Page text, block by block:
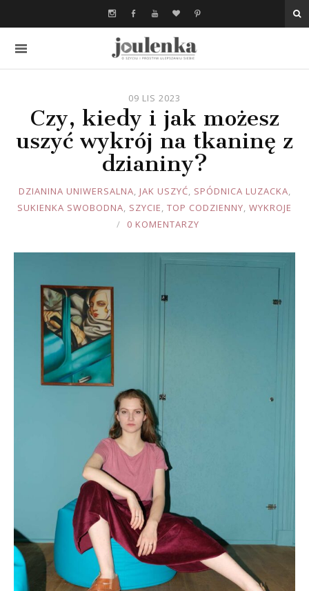
09 LIS 2023
Czy, kiedy i jak możesz
uszyć wykrój na tkaninę z
dzianiny?
JOULE
DZIANINA UNIWERSALNA, JAK USZYĆ, SPÓDNICA LUZACKA,
SUKIENKA SWOBODNA, SZYCIE, TOP CODZIENNY, WYKROJE
0 KOMENTARZY